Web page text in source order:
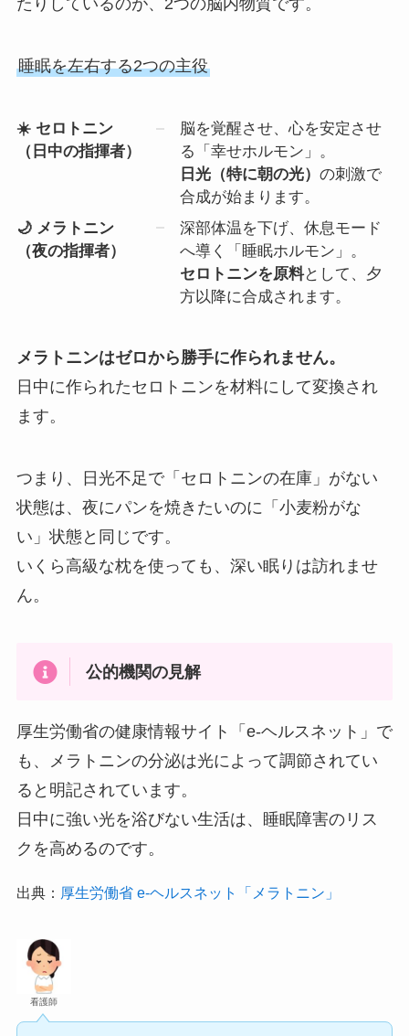
たりしているのが、2つの脳内物質です。
睡眠を左右する2つの主役
☀️ セロトニン
（日中の指揮者）
脳を覚醒させ、心を安定させ
る「幸せホルモン」。
日光（特に朝の光） の刺激で
合成が始まります。
🌙 メラトニン
（夜の指揮者）
深部体温を下げ、休息モード
へ導く「睡眠ホルモン」。
セロトニンを原料として、夕
方以降に合成されます。
メラトニンはゼロから勝手に作られません。
日中に作られたセロトニンを材料にして変換され
ます。
つまり、日光不足で「セロトニンの在庫」がない
状態は、夜にパンを焼きたいのに「小麦粉がな
い」状態と同じです。
いくら高級な枕を使っても、深い眠りは訪れませ
ん。
公的機関の見解
厚生労働省の健康情報サイト「e-ヘルスネット」で
も、メラトニンの分泌は光によって調節されてい
ると明記されています。
日中に強い光を浴びない生活は、睡眠障害のリス
クを高めるのです。
出典： 厚生労働省 e-ヘルスネット「メラトニン」
看護師